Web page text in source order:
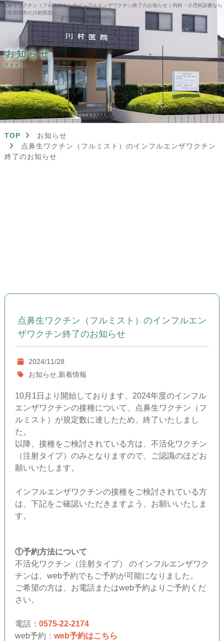
点鼻生ワクチン（フルミスト）のインフルエンザワクチン終了のお知らせ｜内科・小児科診療なら
岐阜県関市の川村医院へ
お知らせ
News
TOP
お知らせ
点鼻生ワクチン（フルミスト）のインフルエンザワクチン
終了のお知らせ
点鼻生ワクチン（フルミスト）のインフルエン
ザワクチン終了のお知らせ
2024/11/28
お知らせ,新着情報
10月1日より開始しております、2024年度のインフル
エンザワクチンの接種について、点鼻生ワクチン（フ
ルミスト）が規定数に達したため、終了いたしまし
た。
以降、接種をご検討されている方は、不活化ワクチン
（注射タイプ）のみとなりますので、ご認識のほどお
願いいたします。
インフルエンザワクチンの接種をご検討されている方
は、下記をご確認いただきますよう、お願いいたしま
す。
①予約方法について
不活化ワクチン（注射タイプ） のインフルエンザワク
チンは、web予約でもご予約が可能になりました。
ご希望の方は、お電話またはweb予約よりご予約くだ
さい。
電話： 0575-22-2174
web予約： web予約はこちら